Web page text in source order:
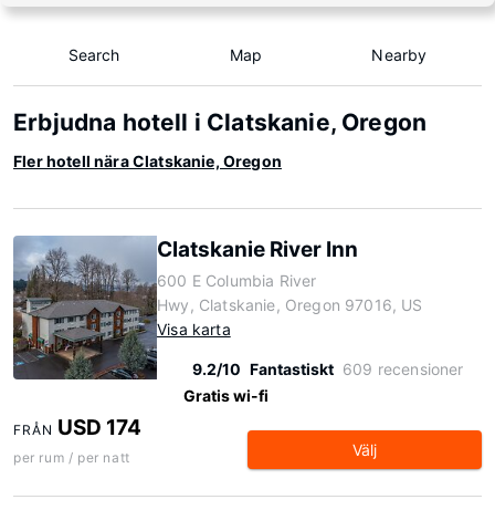
Search Map Nearby
Erbjudna hotell i Clatskanie, Oregon
Fler hotell nära Clatskanie, Oregon
Clatskanie River Inn
600 E Columbia River
Hwy, Clatskanie, Oregon 97016, US
Visa karta
9.2/10 Fantastiskt 609 recensioner
Gratis wi-fi
FRÅN USD 174
per rum / per natt Välj